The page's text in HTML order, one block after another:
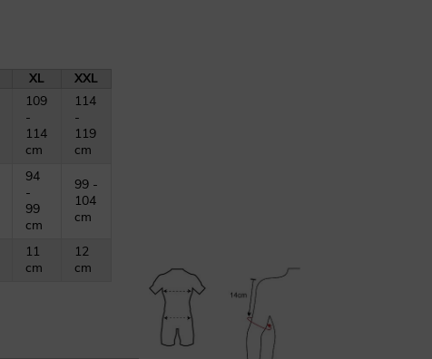
XL XXL
109
-
114
cm
114
-
119
cm
94
-
99
cm
99 -
104
cm
11
cm
12
cm